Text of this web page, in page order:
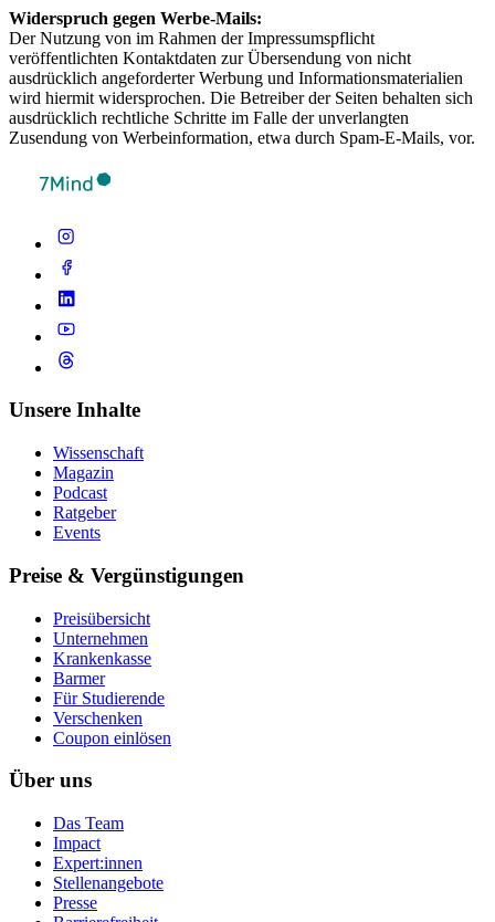
Widerspruch gegen Werbe-Mails:
Der Nutzung von im Rahmen der Impressumspflicht
veröffentlichten Kontaktdaten zur Übersendung von nicht
ausdrücklich angeforderter Werbung und Informationsmaterialien
wird hiermit widersprochen. Die Betreiber der Seiten behalten sich
ausdrücklich rechtliche Schritte im Falle der unverlangten
Zusendung von Werbeinformation, etwa durch Spam-E-Mails, vor.
Unsere Inhalte
Wissenschaft
Magazin
Podcast
Ratgeber
Events
Preise & Vergünstigungen
Preisübersicht
Unternehmen
Krankenkasse
Barmer
Für Studierende
Ver­schen­ken
Coupon einlösen
Über uns
Das Team
Impact
Expert:innen
Stellenangebote
Presse